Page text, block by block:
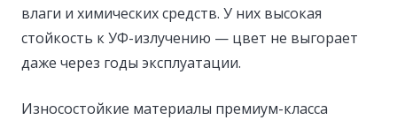
влаги и химических средств. У них высокая
стойкость к УФ-излучению — цвет не выгорает
даже через годы эксплуатации.
Износостойкие материалы премиум-класса